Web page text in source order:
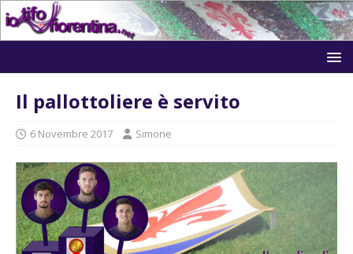
Il pallottoliere è servito
6 Novembre 2017 Simone